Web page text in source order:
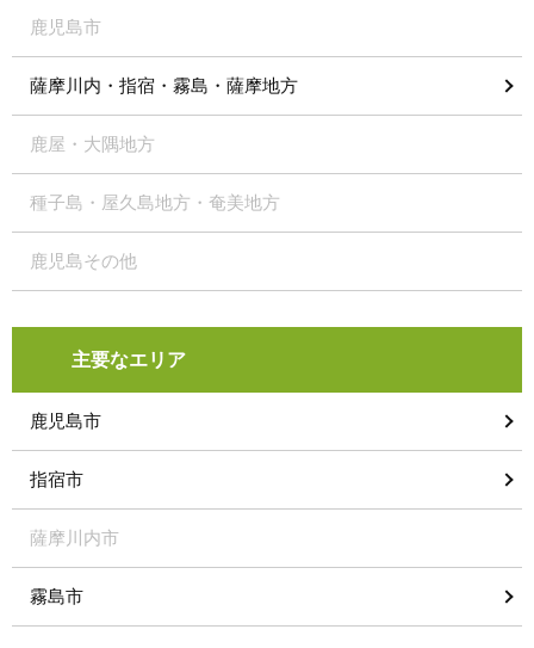
鹿児島市
薩摩川内・指宿・霧島・薩摩地方
鹿屋・大隅地方
種子島・屋久島地方・奄美地方
鹿児島その他
主要なエリア
鹿児島市
指宿市
薩摩川内市
霧島市